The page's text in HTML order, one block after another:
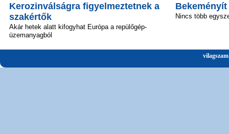
Kerozinválságra figyelmeztetnek a
szakértők
Akár hetek alatt kifogyhat Európa a repülőgép-
üzemanyagból
Bekeményít
Nincs több